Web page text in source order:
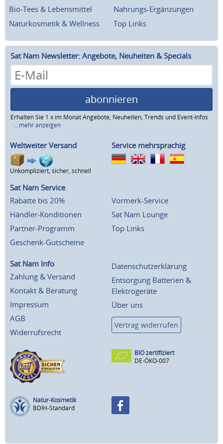
Bio-Tees & Lebensmittel
Nahrungs-Ergänzungen
Naturkosmetik & Wellness
Top Links
Sat Nam Newsletter: Angebote, Neuheiten & Specials
abonnieren
Erhalten Sie 1 x im Monat Angebote, Neuheiten, Trends und Event-Infos
...mehr anzeigen
Weltweiter Versand
Unkompliziert, sicher, schnell
Service mehrsprachig
Sat Nam Service
Rabatte bis 20%
Händler-Konditionen
Partner-Programm
Geschenk-Gutscheine
Vormerk-Service
Sat Nam Lounge
Top Links
Sat Nam Info
Zahlung & Versand
Kontakt & Beratung
Impressum
AGB
Widerrufsrecht
Datenschutzerklärung
Entsorgung Batterien &
Elektrogeräte
Über uns
Vertrag widerrufen
BIO zertifiziert
DE-ÖKO-007
Natur-Kosmetik
BDIH-Standard